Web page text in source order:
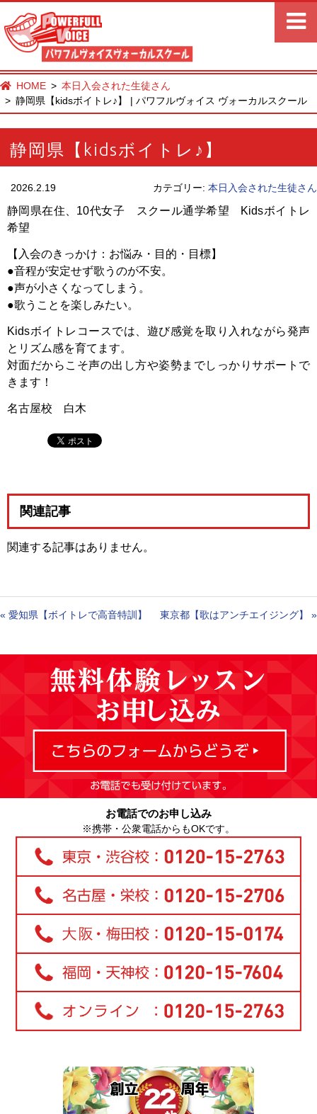
HOME
本日入会された生徒さん
静岡県【kidsボイトレ♪】 | パワフルヴォイス ヴォーカルスクール
静岡県【kidsボイトレ♪】
2026.2.19 カテゴリー: 本日入会された生徒さん
静岡県在住、10代女子 スクール通学希望 Kidsボイトレ
希望
【入会のきっかけ：お悩み・目的・目標】
●音程が安定せず歌うのが不安。
●声が小さくなってしまう。
●歌うことを楽しみたい。
Kidsボイトレコースでは、遊び感覚を取り入れながら発声
とリズム感を育てます。
対面だからこそ声の出し方や姿勢までしっかりサポートで
きます！
名古屋校 白木
関連記事
関連する記事はありません。
« 愛知県【ボイトレで高音特訓】 東京都【歌はアンチエイジング】 »
お電話でのお申し込み
※携帯・公衆電話からもOKです。